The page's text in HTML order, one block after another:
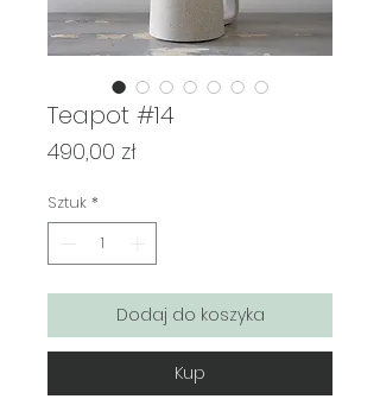
Teapot #14
490,00 złCena
Sztuk *
Dodaj do koszyka
Kup